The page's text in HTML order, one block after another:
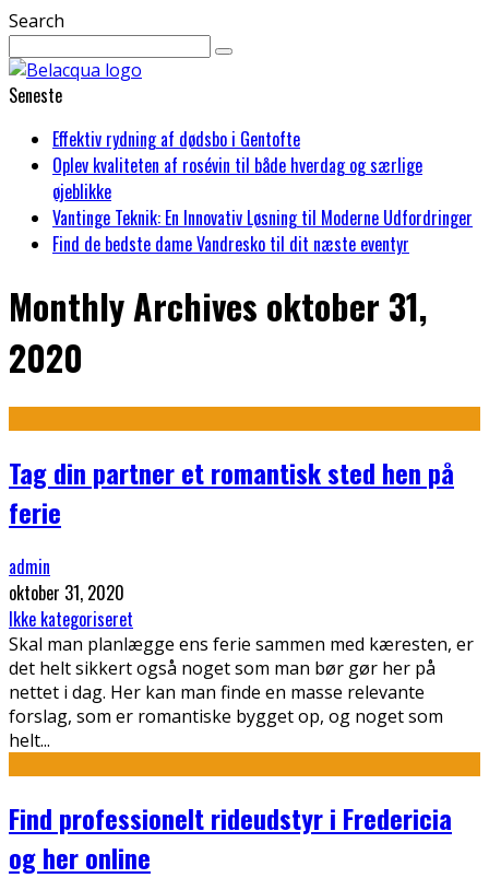
Search
Seneste
Effektiv rydning af dødsbo i Gentofte
Oplev kvaliteten af rosévin til både hverdag og særlige
øjeblikke
Vantinge Teknik: En Innovativ Løsning til Moderne Udfordringer
Find de bedste dame Vandresko til dit næste eventyr
Monthly Archives oktober 31,
2020
Tag din partner et romantisk sted hen på
ferie
admin
oktober 31, 2020
Ikke kategoriseret
Skal man planlægge ens ferie sammen med kæresten, er
det helt sikkert også noget som man bør gør her på
nettet i dag. Her kan man finde en masse relevante
forslag, som er romantiske bygget op, og noget som
helt...
Find professionelt rideudstyr i Fredericia
og her online